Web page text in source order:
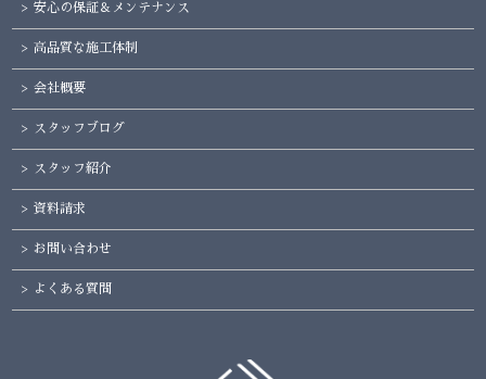
安心の保証＆メンテナンス
高品質な施工体制
会社概要
スタッフブログ
スタッフ紹介
資料請求
お問い合わせ
よくある質問